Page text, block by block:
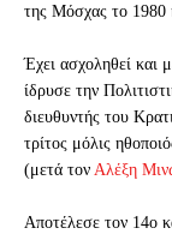
της Μόσχας το 1980
Έχει ασχοληθεί και
ίδρυσε την
διευθυντής του
τρίτος μόλις
(μετά τον Αλέξη
Αποτέλεσε τον 14ο